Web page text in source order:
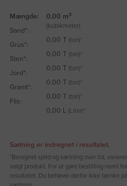
Mængde:
Sand*:
Grus*:
Sten*:
Jord*:
Granit*:
Flis:
0,00 m3
(kubikmeter)
0,00 T (ton)*
0,00 T (ton)*
0,00 T (ton)*
0,00 T (ton)*
0,00 T (ton)*
0,00 L (Liter)*
Sætning er indregnet i resultatet.
*Beregnet spild og sætning over tid,
valgt produkt. For at gøre bestilling nemt
resultatet. Du behøver derfor ikke tænke